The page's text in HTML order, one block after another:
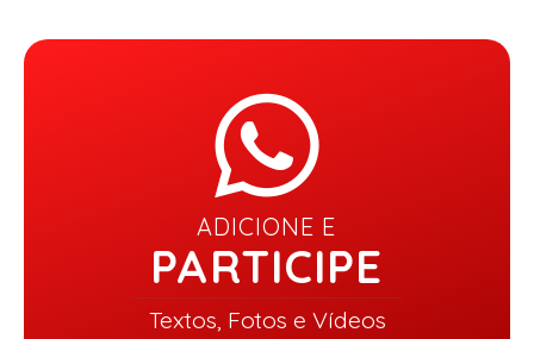
ADICIONE E
PARTICIPE
Textos, Fotos e Vídeos